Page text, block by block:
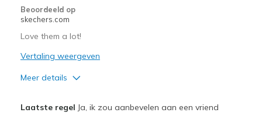
Width
Sizing
View On Shoes
Beoordeeld op
skechers.com
Love them a lot!
Vertaling weergeven
Meer details
Laatste regel Ja, ik zou aanbevelen aan een vriend